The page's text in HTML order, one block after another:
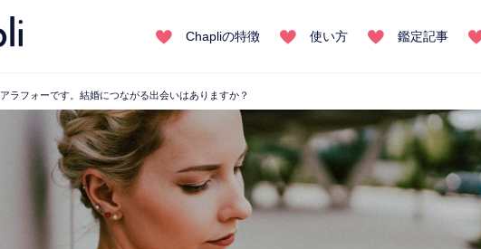
Chapliの特徴 使い方 鑑定記事
アラフォーです。結婚につながる出会いはありますか？